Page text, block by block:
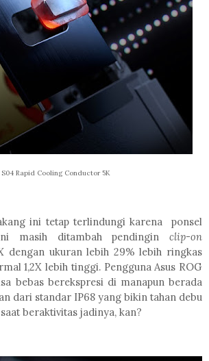
S04 Rapid Cooling Conductor 5K
ini tetap terlindungi karena ponsel
masih ditambah pendingin clip-on
dengan ukuran lebih 29% lebih ringkas
1,2X lebih tinggi. Pengguna Asus ROG
bebas berekspresi di manapun berada
dari standar IP68 yang bikin tahan debu
saat beraktivitas jadinya, kan?